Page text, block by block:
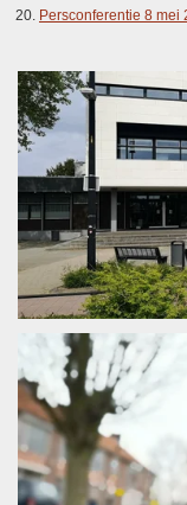
Persconferentie 8 mei